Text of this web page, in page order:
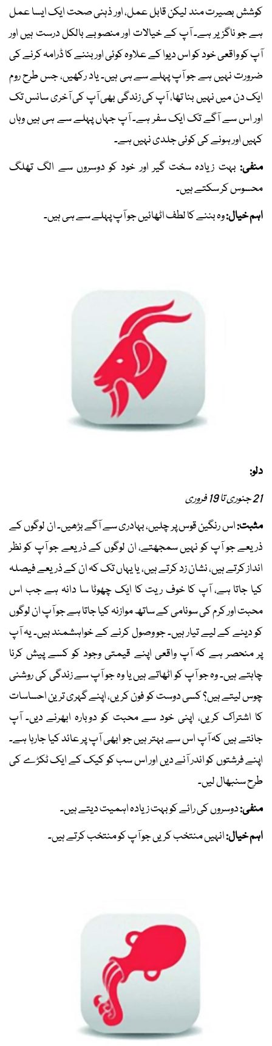
کوشش بصیرت مند لیکن قابل عمل، اور ذہنی صحت ایک ایسا عمل
ہے جو ناگزیر ہے۔ آپ کے خیالات اور منصوبے بالکل درست ہیں اور
آپ کو واقعی خود کو اس دیوا کے علاوہ کوئی اور بننے کا ڈرامہ کرنے کی
ضرورت نہیں ہے جو آپ پہلے سے ہی ہیں۔ یاد رکھیں، جس طرح روم
ایک دن میں نہیں بنا تھا، آپ کی زندگی بھی آپ کی آخری سانس تک
اور اس سے آگے تک ایک سفر ہے۔ آپ جہاں پہلے سے ہی ہیں وہاں
کہیں اور ہونے کی کوئی جلدی نہیں ہے۔
منفی: بہت زیادہ سخت گیر اور خود کو دوسروں سے الگ تھلگ
محسوس کر سکتے ہیں۔
اہم خیال:وہ بننے کا لطف اٹھائیں جو آپ پہلے سے ہی ہیں۔
دلو:
21 جنوری تا 19 فروری
مثبت:اس رنگین قوس پر چلیں، بہادری سے آگے بڑھیں۔ ان لوگوں کے
ذریعے جو آپ کو نہیں سمجھتے، ان لوگوں کے ذریعے جو آپ کو نظر
انداز کرتے ہیں، نشان زد کرتے ہیں، یا یہاں تک کہ ان کے ذریعے فیصلہ
کیا جاتا ہے، آپ کا خوف ریت کا ایک چھوٹا سا دانہ ہے جب اس
محبت اور کرم کی سونامی کے ساتھ موازنہ کیا جاتا ہے جو آپ ان لوگوں
کو دینے کے لیے تیار ہیں۔ جو وصول کرنے کے خواہشمند ہیں۔ یہ آپ
پر منحصر ہے کہ آپ واقعی اپنے قیمتی وجود کو کسے پیش کرنا
چاہتے ہیں۔ وہ جو آپ کو اٹھاتے ہیں یا وہ جو آپ سے زندگی کی روشنی
چوس لیتے ہیں؟ کسی دوست کو فون کریں، اپنے گہری ترین احساسات
کا اشتراک کریں، اپنی خود سے محبت کو دوبارہ ابھرنے دیں۔ آپ
جانتے ہیں کہ آپ اس سے بہتر ہیں جو ابھی آپ پر عائد کیا جارہا ہے۔
اپنے فرشتوں کو اندر آنے دیں اور اس سب کو کیک کے ایک ٹکڑے کی
طرح سنبھال لیں۔
منفی:دوسروں کی رائے کو بہت زیادہ اہمیت دیتے ہیں۔
اہم خیال:انہیں منتخب کریں جو آپ کو منتخب کرتے ہیں۔